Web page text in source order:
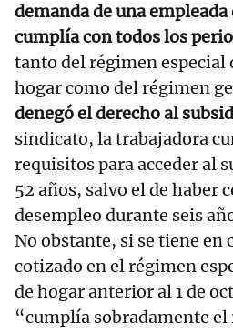
demanda de una empleada
cumplía con todos los
tanto del régimen especial
hogar como del régimen
denegó el derecho al
sindicato, la trabajadora
requisitos para acceder al
52 años, salvo el de haber
desempleo durante seis
No obstante, si se tiene en
cotizado en el régimen
de hogar anterior al 1 de
“cumplía sobradamente